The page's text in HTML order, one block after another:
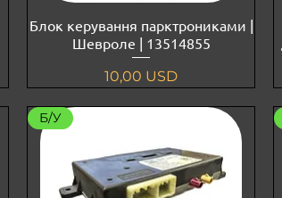
Блок керування парктрониками |
Шевроле | 13514855
Ціна
10,00 USD
Б/У